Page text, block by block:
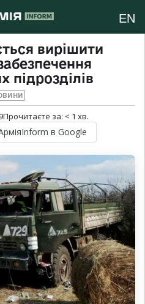
EN
вирішити
підрозділів
Прочитаєте за: < 1 хв.
в Google